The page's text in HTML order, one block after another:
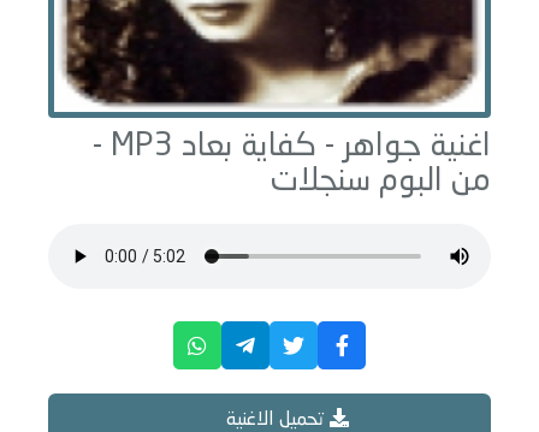
اغنية جواهر - كفاية بعاد
MP3 -
من البوم سنجلات
تحميل الاغنية